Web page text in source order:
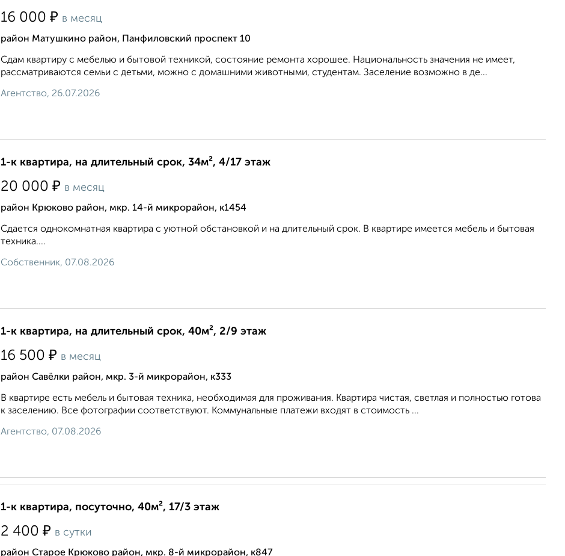
16 000 ₽ в месяц
район Матушкино район, Панфиловский проспект 10
Сдам квартиру с мебелью и бытовой техникой, состояние ремонта хорошее. Национальность значения не имеет,
рассматриваются семьи с детьми, можно с домашними животными, студентам. Заселение возможно в де...
Агентство, 26.07.2026
1-к квартира, на длительный срок, 34м², 4/17 этаж
20 000 ₽ в месяц
район Крюково район, мкр. 14-й микрорайон, к1454
Сдается однокомнатная квартира с уютной обстановкой и на длительный срок. В квартире имеется мебель и бытовая
техника....
Собственник, 07.08.2026
1-к квартира, на длительный срок, 40м², 2/9 этаж
16 500 ₽ в месяц
район Савёлки район, мкр. 3-й микрорайон, к333
В квартире есть мебель и бытовая техника, необходимая для проживания. Квартира чистая, светлая и полностью готова
к заселению. Все фотографии соответствуют. Коммунальные платежи входят в стоимость ...
Агентство, 07.08.2026
1-к квартира, посуточно, 40м², 17/3 этаж
2 400 ₽ в сутки
район Старое Крюково район, мкр. 8-й микрорайон, к847